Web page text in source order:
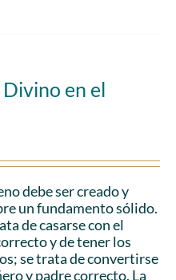
en el
debe ser creado y
un fundamento sólido.
de casarse con el
y de tener los
se trata de convertirse
y padre correcto. La